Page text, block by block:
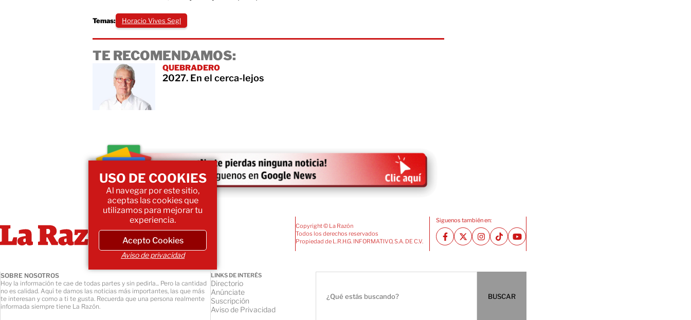
Temas: Horacio Vives Segl
TE RECOMENDAMOS:
QUEBRADERO
2027. En el cerca-lejos
Copyright © La Razón
Todos los derechos reservados
Propiedad de L.R.H.G. INFORMATIVO, S.A. DE C.V.
Siguenos también en:
SOBRE NOSOTROS
Hoy la información te cae de todas partes y sin pedirla... Pero la cantidad
no es calidad. Aquí te damos las noticias más importantes, las que más
te interesan y como a ti te gusta. Recuerda que una persona realmente
informada siempre tiene La Razón.
LINKS DE INTERÉS
Directorio
Anúnciate
Suscripción
Aviso de Privacidad
BUSCAR
USO DE COOKIES
Al navegar por este sitio,
aceptas las cookies que
utilizamos para mejorar tu
experiencia.
Acepto Cookies
Aviso de privacidad